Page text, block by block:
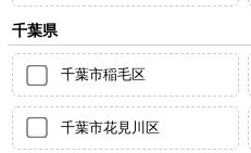
千葉県
千葉市稲毛区
千葉市花見川区